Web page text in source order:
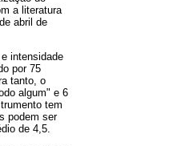
a literatura
abril de
intensidade
por 75
tanto, o
algum" e 6
tem
podem ser
de 4,5.